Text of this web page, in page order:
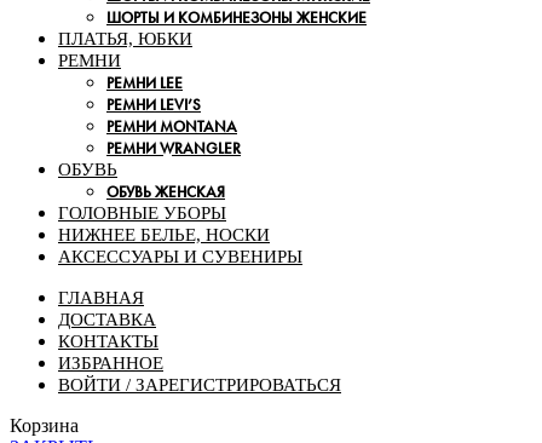
ШОРТЫ И КОМБИНЕЗОНЫ ЖЕНСКИЕ
ПЛАТЬЯ, ЮБКИ
РЕМНИ
РЕМНИ LEE
РЕМНИ LEVI’S
РЕМНИ MONTANA
РЕМНИ WRANGLER
ОБУВЬ
ОБУВЬ ЖЕНСКАЯ
ГОЛОВНЫЕ УБОРЫ
НИЖНЕЕ БЕЛЬЕ, НОСКИ
АКСЕССУАРЫ И СУВЕНИРЫ
ГЛАВНАЯ
ДОСТАВКА
КОНТАКТЫ
ИЗБРАННОЕ
ВОЙТИ / ЗАРЕГИСТРИРОВАТЬСЯ
Корзина